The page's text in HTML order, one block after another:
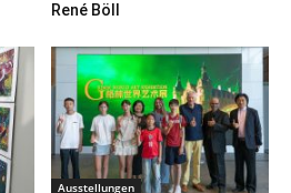
René Böll
Ausstellungen